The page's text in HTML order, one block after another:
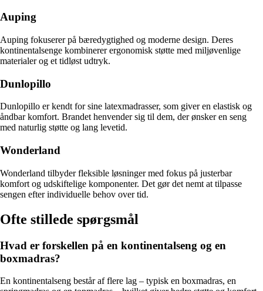
Auping
Auping fokuserer på bæredygtighed og moderne design. Deres
kontinentalsenge kombinerer ergonomisk støtte med miljøvenlige
materialer og et tidløst udtryk.
Dunlopillo
Dunlopillo er kendt for sine latexmadrasser, som giver en elastisk og
åndbar komfort. Brandet henvender sig til dem, der ønsker en seng
med naturlig støtte og lang levetid.
Wonderland
Wonderland tilbyder fleksible løsninger med fokus på justerbar
komfort og udskiftelige komponenter. Det gør det nemt at tilpasse
sengen efter individuelle behov over tid.
Ofte stillede spørgsmål
Hvad er forskellen på en kontinentalseng og en
boxmadras?
En kontinentalseng består af flere lag – typisk en boxmadras, en